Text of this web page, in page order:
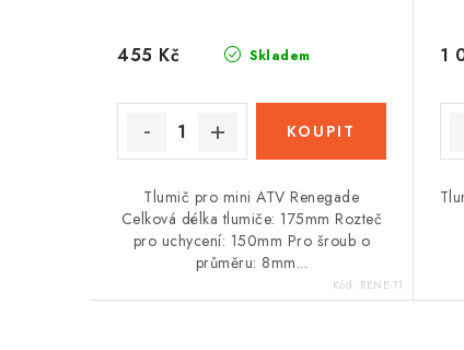
Skladem
455 Kč
Tlumič pro mini ATV Renegade
Celková délka tlumiče: 175mm Rozteč
pro uchycení: 150mm Pro šroub o
průměru: 8mm...
Kód: RENE-T1
1